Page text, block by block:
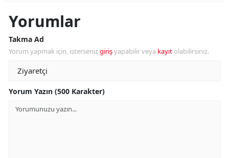
Yorumlar
Takma Ad
Yorum yapmak için, istersenizgirişyapabilir veya kayıt olabilirsiniz.
Yorum Yazın (500 Karakter)